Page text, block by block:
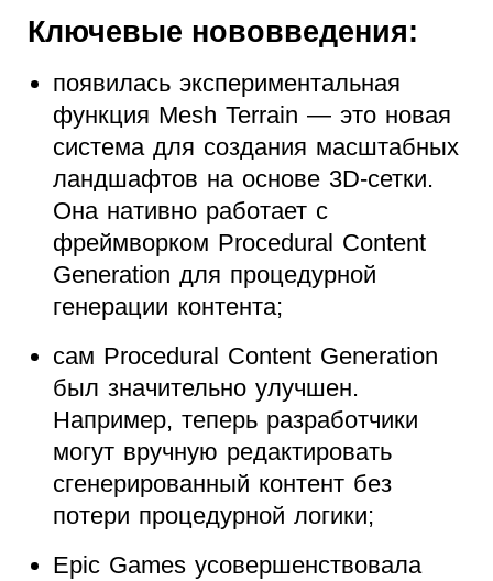
Ключевые нововведения:
появилась экспериментальная
функция Mesh Terrain — это новая
система для создания масштабных
ландшафтов на основе 3D-сетки.
Она нативно работает с
фреймворком Procedural Content
Generation для процедурной
генерации контента;
сам Procedural Content Generation
был значительно улучшен.
Например, теперь разработчики
могут вручную редактировать
сгенерированный контент без
потери процедурной логики;
Epic Games усовершенствовала